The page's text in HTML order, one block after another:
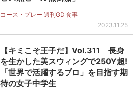
コース・プレー 週刊GD 食事
2023.11.25
【キミこそ王子だ】Vol.311 長身
を生かした美スウィングで250Y超!
「世界で活躍するプロ」を目指す期
待の女子中学生